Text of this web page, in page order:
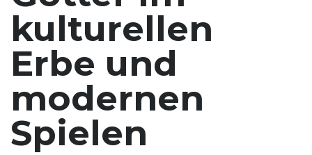
kulturellen
Erbe und
modernen
Spielen